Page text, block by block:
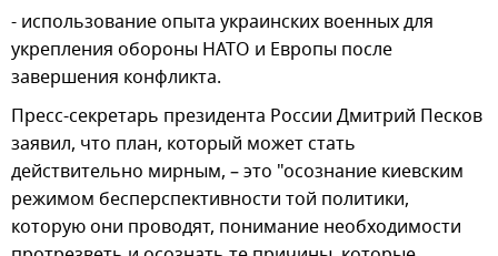
- использование опыта украинских военных для
укрепления обороны НАТО и Европы после
завершения конфликта.
Пресс-секретарь президента России Дмитрий Песков
заявил, что план, который может стать
действительно мирным, – это "осознание киевским
режимом бесперспективности той политики,
которую они проводят, понимание необходимости